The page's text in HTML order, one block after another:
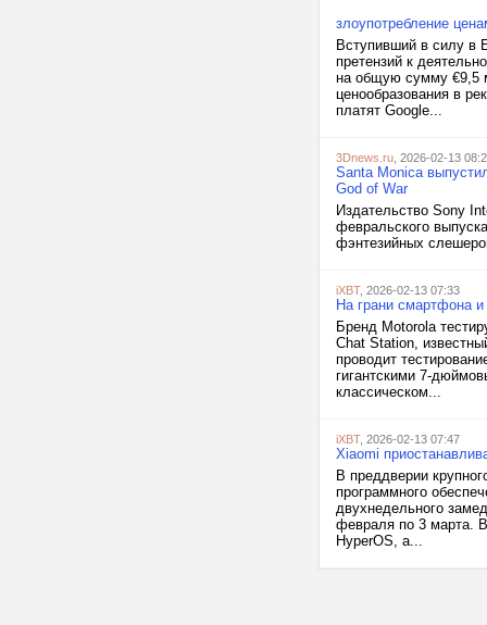
злоупотребление
Вступивший в силу в
претензий к
на общую сумму €9,5
ценообразования в
платят Google...
3Dnews.ru , 2026-02-13
Santa Monica
God of War
Издательство Sony
февральского
фэнтезийных
iXBT, 2026-02-13 07:33
На грани смартфона
Бренд Motorola
Chat Station,
проводит
гигантскими 7-
классическом...
iXBT, 2026-02-13 07:47
Xiaomi
В преддверии
программного
двухнедельного
февраля по 3 марта. В
HyperOS, а...